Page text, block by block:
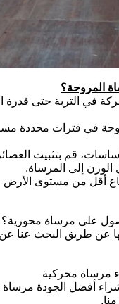
المروحة؟
في التربة حتى قدرة
في فترات محددة
قم بتثبيت
الوزن إلى المرساة.
أقل من مستوى
على مرساة محورية؟
عن طريق البحث عنا عن
مرساة محركية
أفضل الجودة